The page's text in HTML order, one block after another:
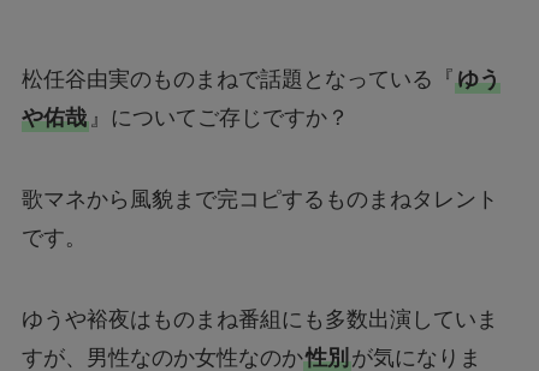
松任谷由実のものまねで話題となっている『ゆう
や佑哉』についてご存じですか？
歌マネから風貌まで完コピするものまねタレント
です。
ゆうや裕夜はものまね番組にも多数出演していま
すが、 男性なのか女性なのか性別 が気になりま